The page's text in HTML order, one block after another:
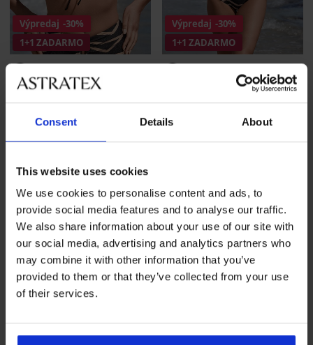
Consent Details About
This website uses cookies
We use cookies to personalise content and ads, to
provide social media features and to analyse our traffic.
We also share information about your use of our site with
our social media, advertising and analytics partners who
may combine it with other information that you’ve
provided to them or that they’ve collected from your use
of their services.
Výpredaj -30%
1+1 ZADARMO
PREMIUM
Exilia
Zľava
54,59 €Pôvodná cena
77,99 €
Výpredaj -30%
1+1 ZADARMO
Exilia
Zľava
82,58 €Pôvodná cena
117,98 €